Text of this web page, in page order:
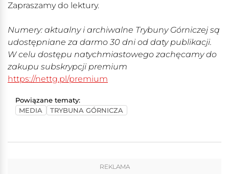
Zapraszamy do lektury.
Numery: aktualny i archiwalne Trybuny Górniczej są
udostępniane za darmo 30 dni od daty publikacji.
W celu dostępu natychmiastowego zachęcamy do
zakupu subskrypcji premium
https://nettg.pl/premium
Powiązane tematy:
MEDIA
TRYBUNA GÓRNICZA
REKLAMA